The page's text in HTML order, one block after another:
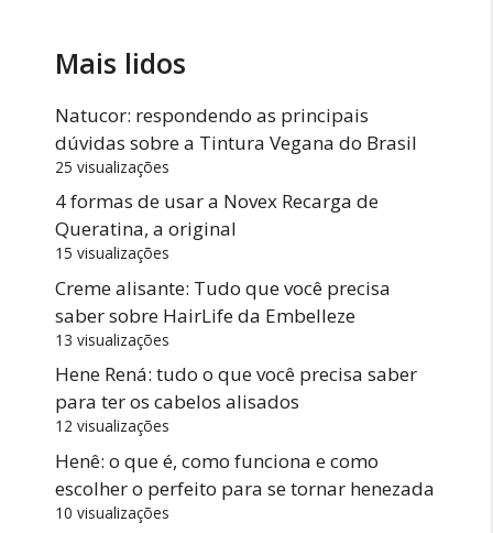
Mais lidos
Natucor: respondendo as principais
dúvidas sobre a Tintura Vegana do Brasil
25 visualizações
4 formas de usar a Novex Recarga de
Queratina, a original
15 visualizações
Creme alisante: Tudo que você precisa
saber sobre HairLife da Embelleze
13 visualizações
Hene Rená: tudo o que você precisa saber
para ter os cabelos alisados
12 visualizações
Henê: o que é, como funciona e como
escolher o perfeito para se tornar henezada
10 visualizações